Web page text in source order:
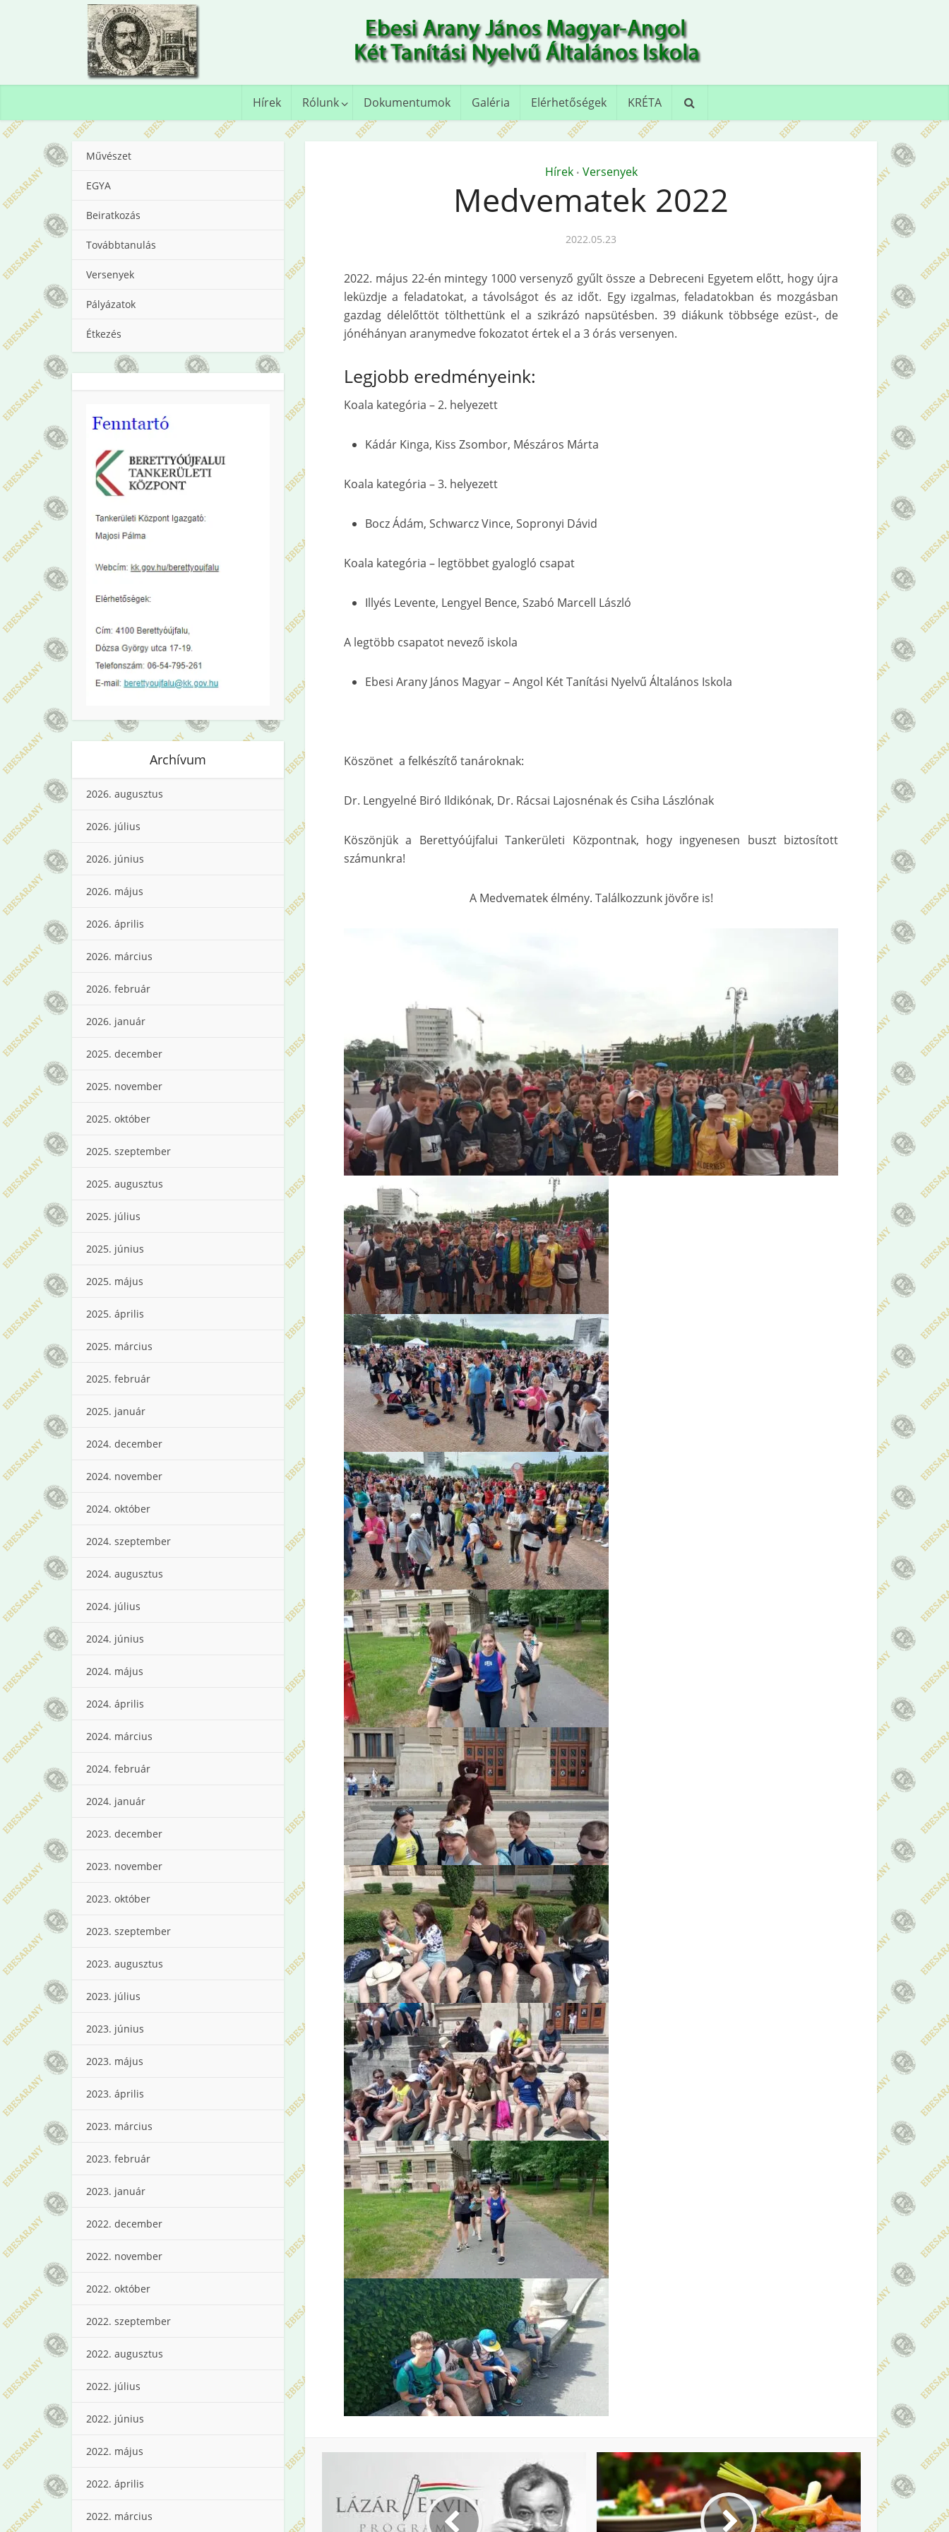
Hírek Rólunk Dokumentumok Galéria Elérhetőségek KRÉTA
Művészet
EGYA
Beiratkozás
Továbbtanulás
Versenyek
Pályázatok
Étkezés
Archívum
2026. augusztus
2026. július
2026. június
2026. május
2026. április
2026. március
2026. február
2026. január
2025. december
2025. november
2025. október
2025. szeptember
2025. augusztus
2025. július
2025. június
2025. május
2025. április
2025. március
2025. február
2025. január
2024. december
2024. november
2024. október
2024. szeptember
2024. augusztus
2024. július
2024. június
2024. május
2024. április
2024. március
2024. február
2024. január
2023. december
2023. november
2023. október
2023. szeptember
2023. augusztus
2023. július
2023. június
2023. május
2023. április
2023. március
2023. február
2023. január
2022. december
2022. november
2022. október
2022. szeptember
2022. augusztus
2022. július
2022. június
2022. május
2022. április
2022. március
Hírek • Versenyek
Medvematek 2022
2022.05.23
2022. május 22-én mintegy 1000 versenyző gyűlt össze a Debreceni Egyetem előtt, hogy újra
leküzdje a feladatokat, a távolságot és az időt. Egy izgalmas, feladatokban és mozgásban
gazdag délelőttöt tölthettünk el a szikrázó napsütésben. 39 diákunk többsége ezüst-, de
jónéhányan aranymedve fokozatot értek el a 3 órás versenyen.
Legjobb eredményeink:
Koala kategória – 2. helyezett
Kádár Kinga, Kiss Zsombor, Mészáros Márta
Koala kategória – 3. helyezett
Bocz Ádám, Schwarcz Vince, Sopronyi Dávid
Koala kategória – legtöbbet gyalogló csapat
Illyés Levente, Lengyel Bence, Szabó Marcell László
A legtöbb csapatot nevező iskola
Ebesi Arany János Magyar – Angol Két Tanítási Nyelvű Általános Iskola
Köszönet a felkészítő tanároknak:
Dr. Lengyelné Biró Ildikónak, Dr. Rácsai Lajosnénak és Csiha Lászlónak
Köszönjük a Berettyóújfalui Tankerületi Központnak, hogy ingyenesen buszt biztosított
számunkra!
A Medvematek élmény. Találkozzunk jövőre is!